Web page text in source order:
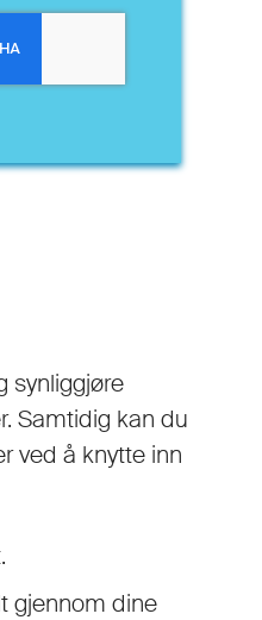
synliggjøre
Samtidig kan du
ved å knytte inn
gjennom dine